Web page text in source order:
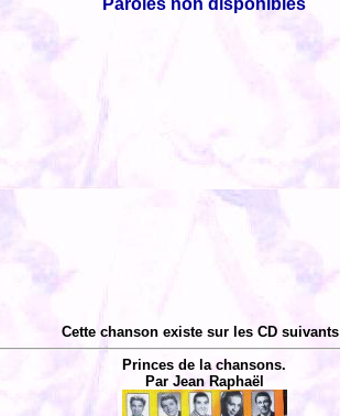
Paroles non disponibles
Cette chanson existe sur les CD
Princes de la chansons.
Par Jean Raphaël